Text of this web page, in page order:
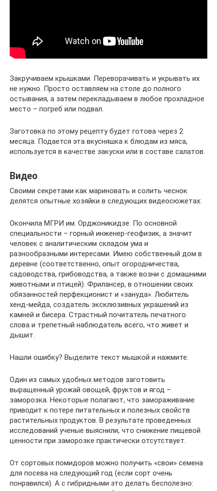
Закручиваем крышками. Переворачивать и укрывать их
не нужно. Просто оставляем на столе до полного
остывания, а затем перекладываем в любое прохладное
место – погреб или подвал.
Заготовка по этому рецепту будет готова через 2
месяца. Подается эта вкусняшка к блюдам из мяса,
используется в качестве закуски или в составе салатов.
Видео
Своими секретами как мариновать и солить чеснок
делятся опытные хозяйки в следующих видеосюжетах:
Окончила МГРИ им. Орджоникидзе. По основной
специальности – горный инженер-геофизик, а значит
человек с аналитическим складом ума и
разнообразными интересами. Имею собственный дом в
деревне (соответственно, опыт огородничества,
садоводства, грибоводства, а также возни с домашними
животными и птицей). Фрилансер, в отношении своих
обязанностей перфекционист и «зануда». Любитель
хенд-мейда, создатель эксклюзивных украшений из
камней и бисера. Страстный почитатель печатного
слова и трепетный наблюдатель всего, что живет и
дышит.
Нашли ошибку? Выделите текст мышкой и нажмите:
Один из самых удобных методов заготовить
выращенный урожай овощей, фруктов и ягод –
заморозка. Некоторые полагают, что замораживание
приводит к потере питательных и полезных свойств
растительных продуктов. В результате проведенных
исследований ученые выяснили, что снижение пищевой
ценности при заморозке практически отсутствует.
От сортовых помидоров можно получить «свои» семена
для посева на следующий год (если сорт очень
понравился). А с гибридными это делать бесполезно: